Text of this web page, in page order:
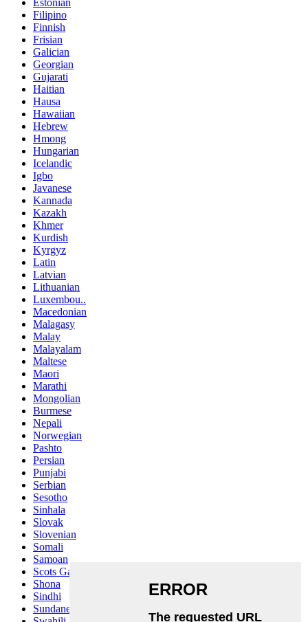
Estonian
Filipino
Finnish
Frisian
Galician
Georgian
Gujarati
Haitian
Hausa
Hawaiian
Hebrew
Hmong
Hungarian
Icelandic
Igbo
Javanese
Kannada
Kazakh
Khmer
Kurdish
Kyrgyz
Latin
Latvian
Lithuanian
Luxembou..
Macedonian
Malagasy
Malay
Malayalam
Maltese
Maori
Marathi
Mongolian
Burmese
Nepali
Norwegian
Pashto
Persian
Punjabi
Serbian
Sesotho
Sinhala
Slovak
Slovenian
Somali
Samoan
Scots Gaelic
Shona
Sindhi
Sundanese